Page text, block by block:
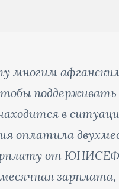
поддерживать
в
оплатила
от
зарплата,